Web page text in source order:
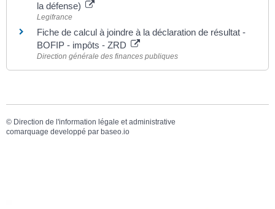
la défense)
Legifrance
Fiche de calcul à joindre à la déclaration de résultat -
BOFIP - impôts - ZRD
Direction générale des finances publiques
© Direction de l'information légale et administrative
comarquage developpé par baseo.io